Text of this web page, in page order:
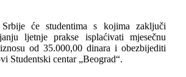
će studentima s kojima zaključi
ljetnje prakse isplaćivati mjesečnu
od 35.000,00 dinara i obezbijediti
Studentski centar „Beograd“.